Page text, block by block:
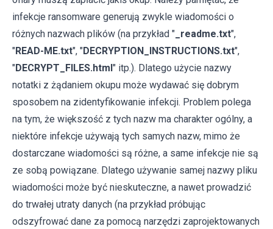
infekcje ransomware generują zwykle wiadomości o
różnych nazwach plików (na przykład " _readme.txt",
"READ-ME.txt", "DECRYPTION_INSTRUCTIONS.txt",
"DECRYPT_FILES.html" itp.). Dlatego użycie nazwy
notatki z żądaniem okupu może wydawać się dobrym
sposobem na zidentyfikowanie infekcji. Problem polega
na tym, że większość z tych nazw ma charakter ogólny, a
niektóre infekcje używają tych samych nazw, mimo że
dostarczane wiadomości są różne, a same infekcje nie są
ze sobą powiązane. Dlatego używanie samej nazwy pliku
wiadomości może być nieskuteczne, a nawet prowadzić
do trwałej utraty danych (na przykład próbując
odszyfrować dane za pomocą narzędzi zaprojektowanych